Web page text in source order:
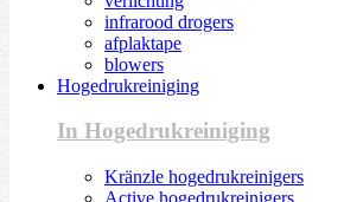
infrarood drogers
afplaktape
blowers
Hogedrukreiniging
In Hogedrukreiniging
Kränzle hogedrukreinigers
Active hogedrukreinigers